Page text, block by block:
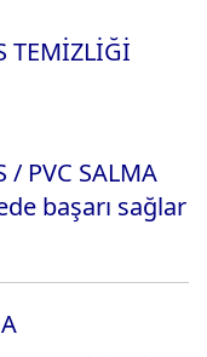
TEMİZLİĞİ
/ PVC SALMA
başarı sağlar